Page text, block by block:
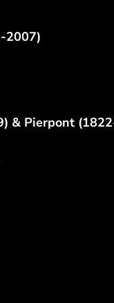
2007)
& Pierpont